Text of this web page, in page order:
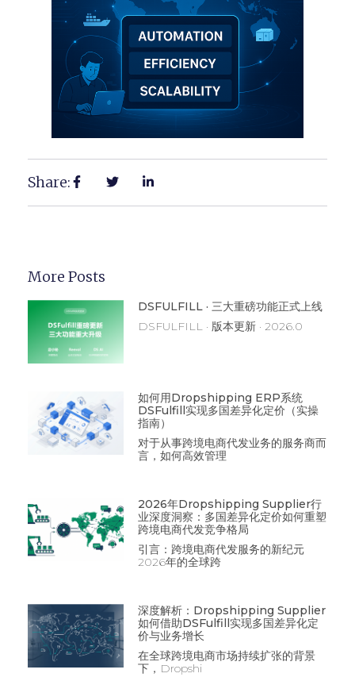
Share:
More Posts
DSFULFILL · 三大重磅功能正式上线
DSFULFILL · 版本更新 · 2026.0
如何用Dropshipping ERP系统
DSFulfill实现多国差异化定价（实操
指南）
对于从事跨境电商代发业务的服务商而
言，如何高效管理
2026年Dropshipping Supplier行
业深度洞察：多国差异化定价如何重塑
跨境电商代发竞争格局
引言：跨境电商代发服务的新纪元
2026年的全球跨
深度解析：Dropshipping Supplier
如何借助DSFulfill实现多国差异化定
价与业务增长
在全球跨境电商市场持续扩张的背景
下，Dropshi